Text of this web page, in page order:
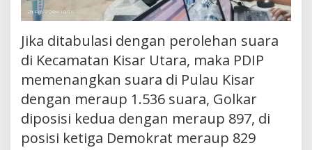
Jika ditabulasi dengan perolehan suara
di Kecamatan Kisar Utara, maka PDIP
memenangkan suara di Pulau Kisar
dengan meraup 1.536 suara, Golkar
diposisi kedua dengan meraup 897, di
posisi ketiga Demokrat meraup 829